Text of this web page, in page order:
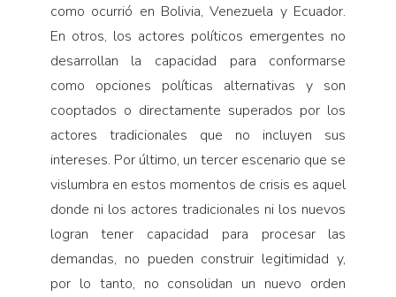
como ocurrió en Bolivia, Venezuela y Ecuador.
En otros, los actores políticos emergentes no
desarrollan la capacidad para conformarse
como opciones políticas alternativas y son
cooptados o directamente superados por los
actores tradicionales que no incluyen sus
intereses. Por último, un tercer escenario que se
vislumbra en estos momentos de crisis es aquel
donde ni los actores tradicionales ni los nuevos
logran tener capacidad para procesar las
demandas, no pueden construir legitimidad y,
por lo tanto, no consolidan un nuevo orden